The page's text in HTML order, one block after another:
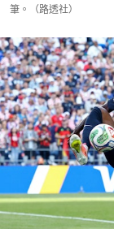
筆。（路透社）